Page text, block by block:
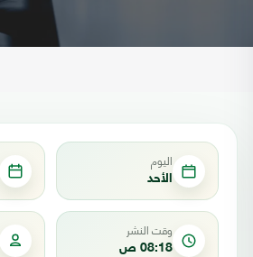
اليوم
الأحد
وقت النشر
08:18 ص